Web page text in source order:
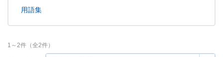
用語集
1 ～2件（全2件）